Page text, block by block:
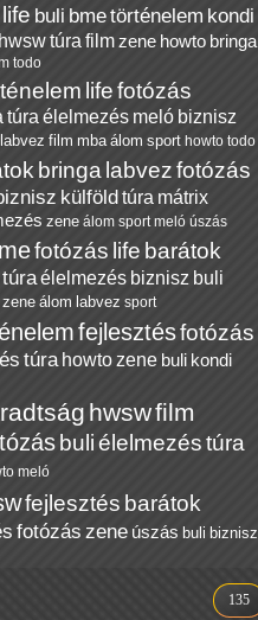
life buli bmetörténelem kondi
hwswtúra filmzene howto bringa
todo
lifefotózás
túra élelmezés meló biznisz
labvez film mba álom sport howto todo
bringa labvezfotózás
külföldtúra mátrix
zene álom sport meló úszás
fotózás life barátok
túraélelmezés biznisz buli
zene álom labvez sport
fejlesztésfotózás
túra howto zene buli kondi
hwswfilm
buliélelmezéstúra
meló
fejlesztés barátok
fotózás zene úszás buli biznisz
135